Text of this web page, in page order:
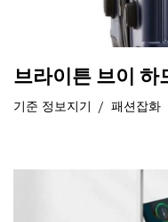
브라이튼 브이 하
기준 정보지기 패션잡화